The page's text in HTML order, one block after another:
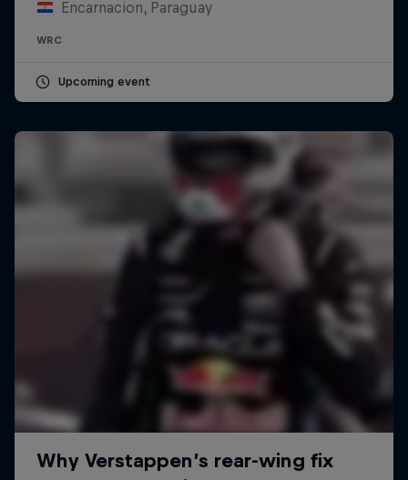
Encarnacion, Paraguay
WRC
Upcoming event